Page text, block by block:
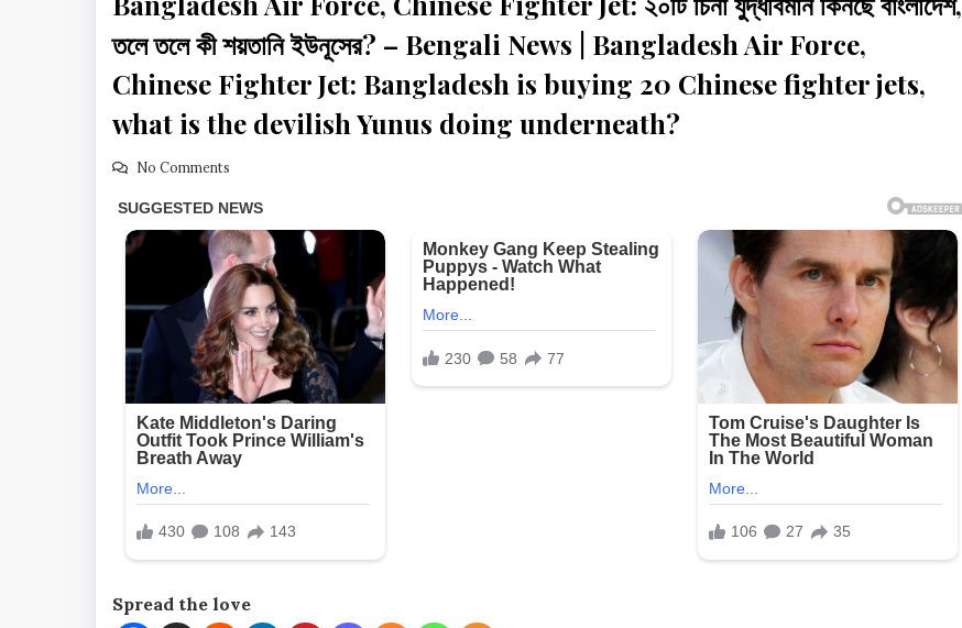
তলে তলে কী শয়তানি ইউনূসের? – Bengali News | Bangladesh Air Force,
Chinese Fighter Jet: Bangladesh is buying 20 Chinese fighter jets,
what is the devilish Yunus doing underneath?
No Comments
Spread the love